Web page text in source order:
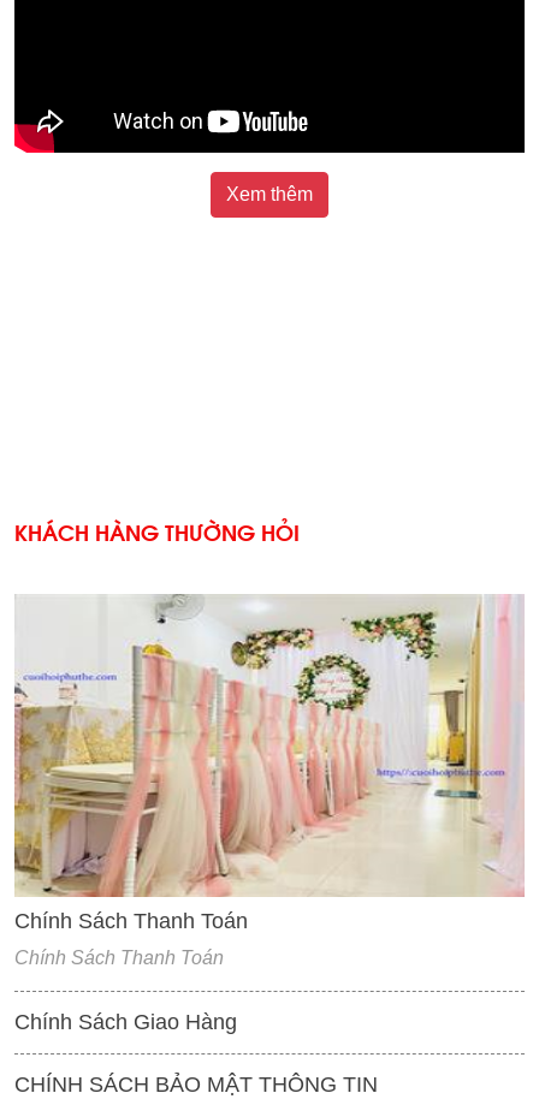
Xem thêm
KHÁCH HÀNG THƯỜNG HỎI
'
Chính Sách Thanh Toán
Chính Sách Thanh Toán
Chính Sách Giao Hàng
CHÍNH SÁCH BẢO MẬT THÔNG TIN